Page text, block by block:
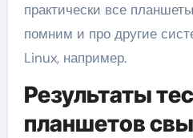
практически все
помним и про другие
Linux, например.
Результаты
планшетов